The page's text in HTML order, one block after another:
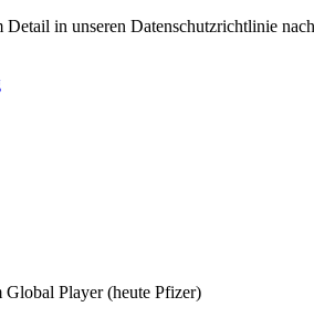
in unseren Datenschutzrichtlinie
Player (heute Pfizer)